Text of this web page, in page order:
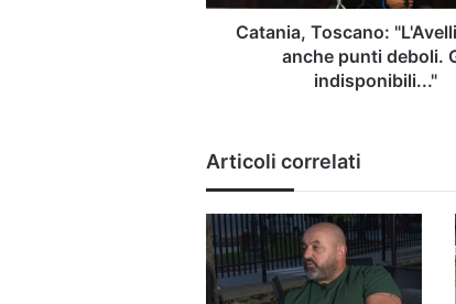
indisponibili..."
Catania, Toscano:
anche punti deboli.
indisponibili..."
Articoli correlati